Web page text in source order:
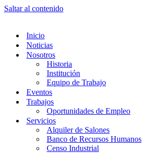
Saltar al contenido
Inicio
Noticias
Nosotros
Historia
Institución
Equipo de Trabajo
Eventos
Trabajos
Oportunidades de Empleo
Servicios
Alquiler de Salones
Banco de Recursos Humanos
Censo Industrial